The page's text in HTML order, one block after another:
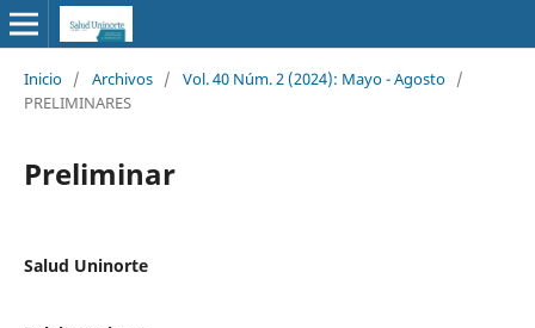
Inicio / Archivos / Vol. 40 Núm. 2 (2024): Mayo - Agosto /
PRELIMINARES
Preliminar
Salud Uninorte